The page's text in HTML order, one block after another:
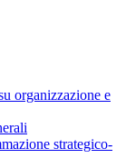
organizzazione e
strategico-